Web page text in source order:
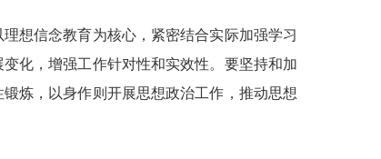
想信念教育为核心，紧密结合实际加强学习
化，增强工作针对性和实效性。要坚持和加
炼，以身作则开展思想政治工作，推动思想